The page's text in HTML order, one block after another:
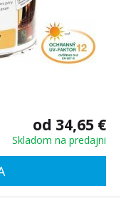
od 34,65 €
Skladom na predajni